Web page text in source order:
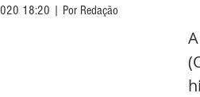
18:20 | Por Redação